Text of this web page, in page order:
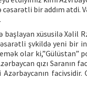
bir addım atdi.
xüsusilə Xəlil
şvkildə yeni bir
olar ki,”Gülüstan”
qızı